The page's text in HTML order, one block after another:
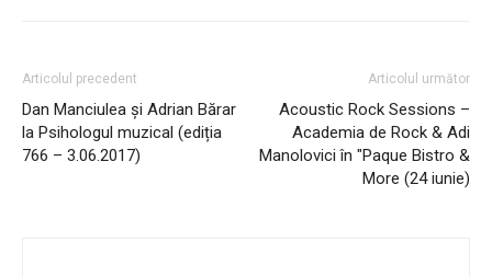
Articolul precedent
Dan Manciulea și Adrian Bărar
la Psihologul muzical (ediția
766 – 3.06.2017)
Articolul următor
Acoustic Rock Sessions –
Academia de Rock & Adi
Manolovici în "Paque Bistro &
More (24 iunie)